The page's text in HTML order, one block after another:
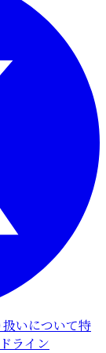
いについて特
ライン